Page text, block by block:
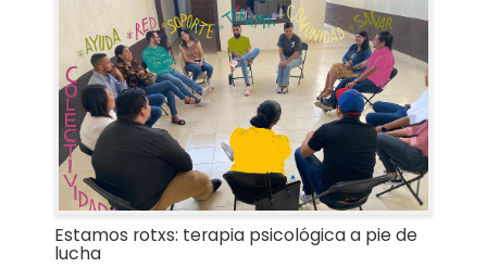
Estamos rotxs: terapia psicológica a pie de
lucha